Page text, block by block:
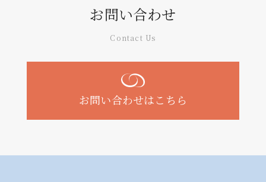
お問い合わせ
Contact Us
お問い合わせはこちら